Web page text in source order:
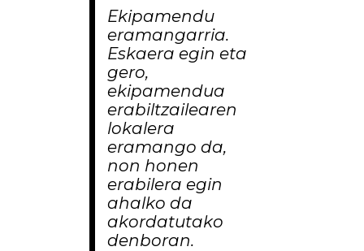
Ekipamendu
eramangarria.
Eskaera egin eta
gero,
ekipamendua
erabiltzailearen
lokalera
eramango da,
non honen
erabilera egin
ahalko da
akordatutako
denboran.